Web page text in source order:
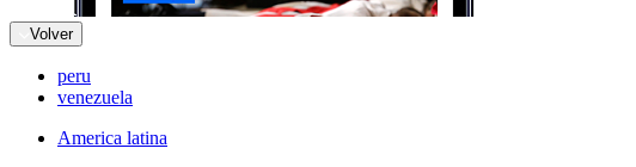
Volver
peru
venezuela
America latina